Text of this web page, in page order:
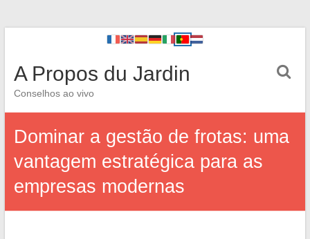
A Propos du Jardin
Conselhos ao vivo
Dominar a gestão de frotas: uma
vantagem estratégica para as
empresas modernas